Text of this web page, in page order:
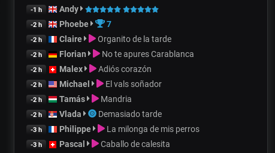
-1 h Andy
-2 h Phoebe 7
-2 h Claire Organito de la tarde
-2 h Florian No te apures Carablanca
-2 h Malex Adiós corazón
-2 h Michael El vals soñador
-2 h Tamás Mandria
-2 h Vlada Demasiado tarde
-3 h Philippe La milonga de mis perros
-3 h Pascal Caballo de calesita